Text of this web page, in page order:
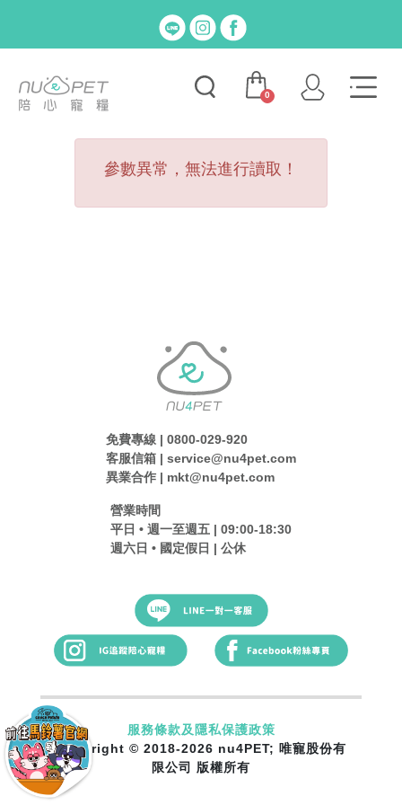
0
參數異常，無法進行讀取！
免費專線 | 0800-029-920
客服信箱 | service@nu4pet.com
異業合作 | mkt@nu4pet.com
營業時間
平日 • 週一至週五 | 09:00-18:30
週六日 • 國定假日 | 公休
服務條款及隱私保護政策
Copyright © 2018-2026 nu4PET; 唯寵股份有
限公司 版權所有